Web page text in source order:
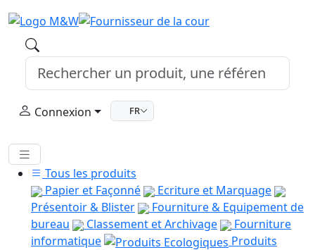
Connexion FR
Tous les produits
Papier et Façonné
Ecriture et Marquage
Présentoir & Blister
Fourniture & Equipement de
bureau
Classement et Archivage
Fourniture
informatique
Produits